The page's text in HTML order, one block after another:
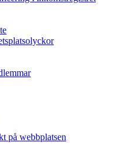
på webbplatsen